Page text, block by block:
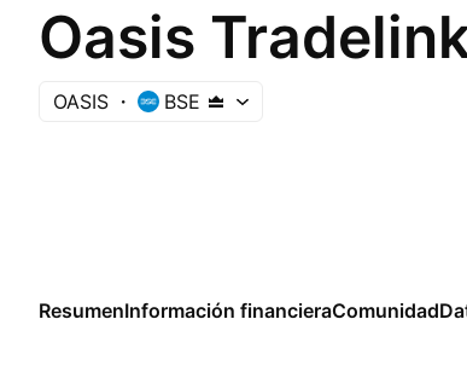
Oasis
OASIS BSE
ResumenInformación financieraComunidad